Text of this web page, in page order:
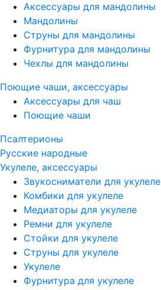
Аксессуары для мандолины
Мандолины
Струны для мандолины
Фурнитура для мандолины
Чехлы для мандолины
Поющие чаши, аксессуары
Аксессуары для чаш
Поющие чаши
Псалтерионы
Русские народные
Укулеле, аксессуары
Звукосниматели для укулеле
Комбики для укулеле
Медиаторы для укулеле
Ремни для укулеле
Стойки для укулеле
Струны для укулеле
Укулеле
Фурнитура для укулеле